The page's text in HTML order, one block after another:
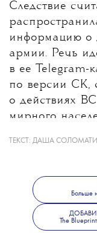
Следствие
информацию о
армии. Речь
в ее Telegram-
по версии СК,
о действиях
мирного
Какие именно
не уточнило.
также
об
в
ТЕКСТ: ДАША
Больше
The